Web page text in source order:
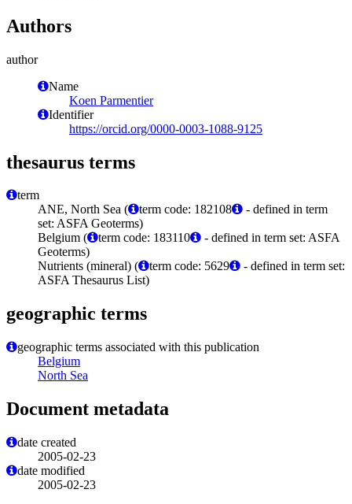
Authors
author
Name
Koen Parmentier
Identifier
https://orcid.org/0000-0003-1088-9125
thesaurus terms
term
ANE, North Sea (
term code: 182108
- defined in term
set: ASFA Geoterms)
Belgium (
term code: 183110
- defined in term set: ASFA
Geoterms)
Nutrients (mineral) (
term code: 5629
- defined in term set:
ASFA Thesaurus List)
geographic terms
geographic terms associated with this publication
Belgium
North Sea
Document metadata
date created
2005-02-23
date modified
2005-02-23